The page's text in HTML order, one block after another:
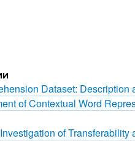
Dataset: Description
of Contextual Word
of